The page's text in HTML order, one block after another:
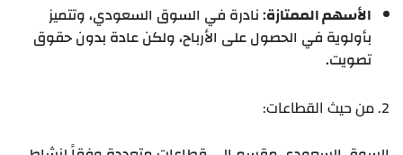
الأسهم الممتازة: نادرة في السوق السعودي، وتتميز
بأولوية في الحصول على الأرباح، ولكن عادة بدون حقوق
تصويت.
2. من حيث القطاعات: